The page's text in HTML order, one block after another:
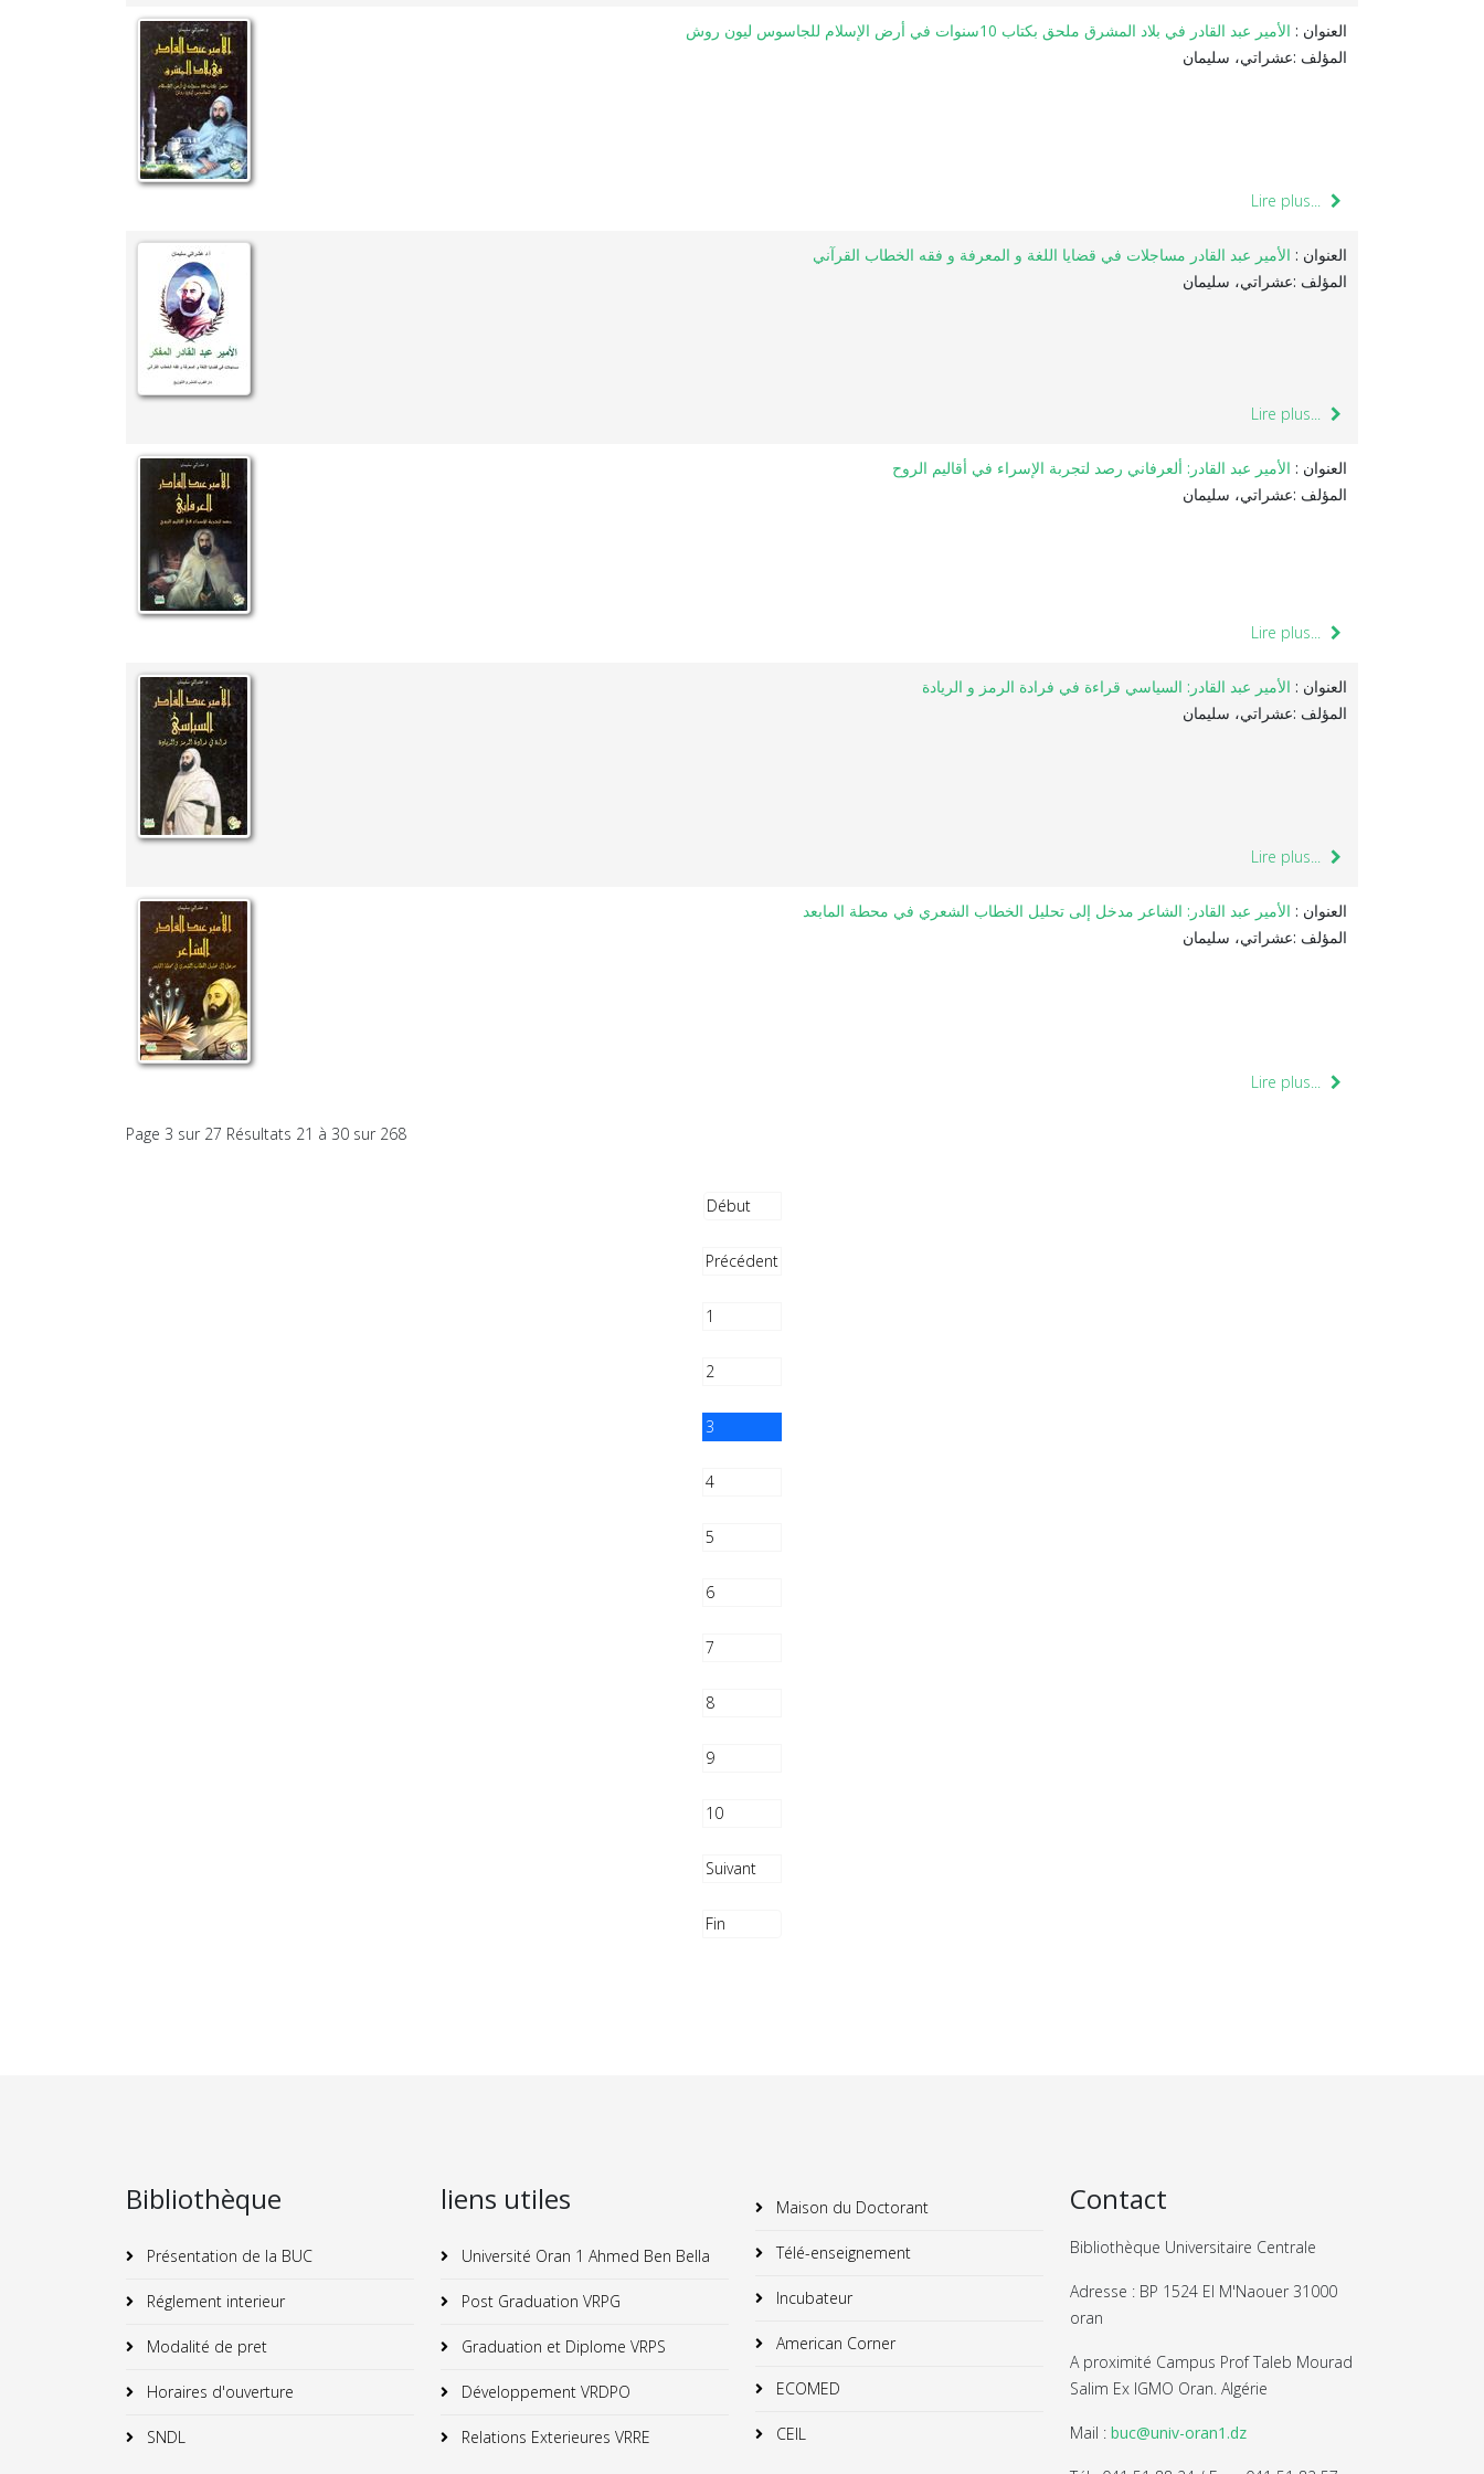
العنوان : الأمير عبد القادر في بلاد المشرق ملحق بكتاب 10سنوات في أرض الإسلام للجاسوس ليون روش
المؤلف :عشراتي، سليمان
Lire plus...
العنوان : الأمير عبد القادر مساجلات في قضايا اللغة و المعرفة و فقه الخطاب القرآني
المؤلف :عشراتي، سليمان
Lire plus...
العنوان : الأمير عبد القادر: ألعرفاني رصد لتجربة الإسراء في أقاليم الروح
المؤلف :عشراتي، سليمان
Lire plus...
العنوان : الأمير عبد القادر: السياسي قراءة في فرادة الرمز و الريادة
المؤلف :عشراتي، سليمان
Lire plus...
العنوان : الأمير عبد القادر: الشاعر مدخل إلى تحليل الخطاب الشعري في محطة المابعد
المؤلف :عشراتي، سليمان
Lire plus...
Page 3 sur 27 Résultats 21 à 30 sur 268
Début
Précédent
1
2
3
4
5
6
7
8
9
10
Suivant
Fin
Bibliothèque
Présentation de la BUC
Réglement interieur
Modalité de pret
Horaires d'ouverture
SNDL
liens utiles
Université Oran 1 Ahmed Ben Bella
Post Graduation VRPG
Graduation et Diplome VRPS
Développement VRDPO
Relations Exterieures VRRE
Maison du Doctorant
Télé-enseignement
Incubateur
American Corner
ECOMED
CEIL
Contact
Bibliothèque Universitaire Centrale
Adresse : BP 1524 El M'Naouer 31000
oran
A proximité Campus Prof Taleb Mourad
Salim Ex IGMO Oran. Algérie
Mail : buc@univ-oran1.dz